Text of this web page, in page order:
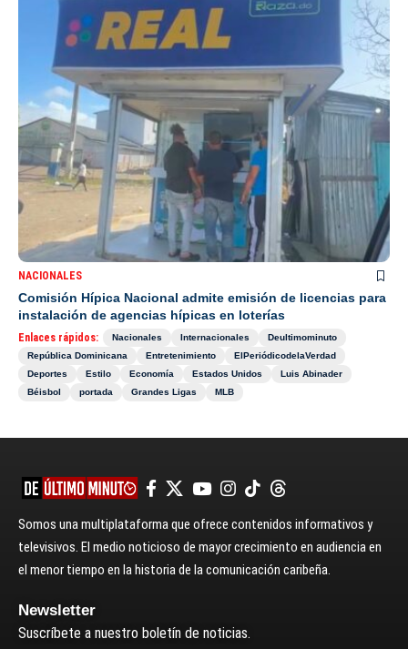
NACIONALES
Comisión Hípica Nacional admite emisión de licencias para
instalación de agencias hípicas en loterías
Enlaces rápidos: Nacionales Internacionales
Deultimominuto
República Dominicana
Entretenimiento
ElPeriódicodelaVerdad
Deportes
Estilo Economía Estados Unidos
Luis Abinader
Béisbol
portada Grandes Ligas MLB
Somos una multiplataforma que ofrece contenidos informativos y
televisivos. El medio noticioso de mayor crecimiento en audiencia en
el menor tiempo en la historia de la comunicación caribeña.
Newsletter
Suscríbete a nuestro boletín de noticias.